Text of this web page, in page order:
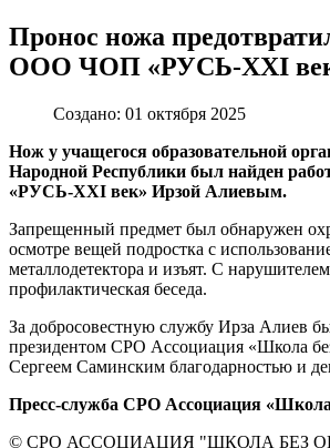
Пронос ножа
ООО ЧОП «РУСЬ-XXI
Создано: 01 октября 2025
Нож у учащегося образовательной
Народной Республики был найден
«РУСЬ-XXI век» Ирзой Алиевым.
Запрещенный предмет был обнаружен
осмотре вещей подростка с
металлодетектора и изъят. С
профилактическая беседа.
За добросовестную службу Ирза Алиев
президентом СРО Ассоциация «Школа
Сергеем Саминским благодарностью и
Пресс-служба СРО Ассоциация «Школа
© СРО АССОЦИАЦИЯ "ШКОЛА БЕЗ